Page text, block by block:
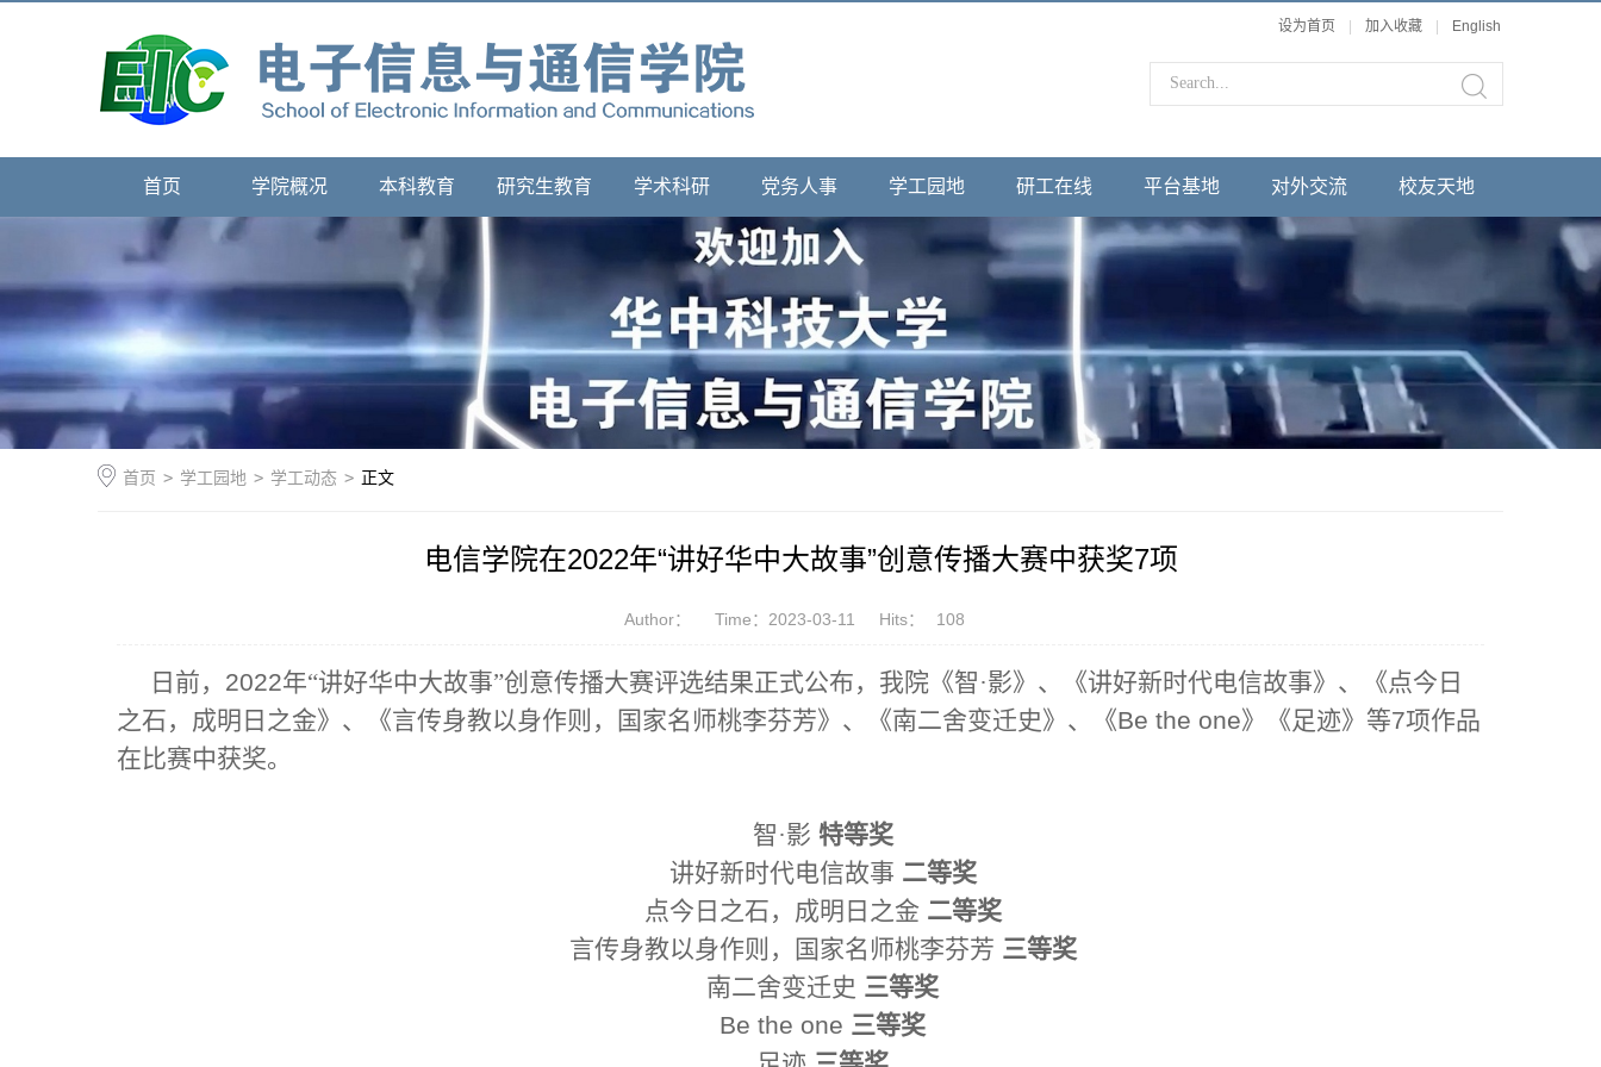
设为首页 加入收藏 English
首页 学院概况 本科教育 研究生教育 学术科研 党务人事 学工园地 研工在线 平台基地 对外交流 校友天地
首页 > 学工园地 > 学工动态 > 正文
电信学院在2022年“讲好华中大故事”创意传播大赛中获奖7项
Author： Time：2023-03-11 Hits： 108
日前， 2022年“讲好华中大故事”创意传播大赛评选结果正式公布，我院《智·影》、《讲好新时代电信故事》、《点今日
之石，成明日之金》、《言传身教以身作则，国家名师桃李芬芳》、《南二舍变迁史》、《Be the one》《足迹》等7项作品
在比赛中获奖。
智·影 特等奖
讲好新时代电信故事 二等奖
点今日之石，成明日之金 二等奖
言传身教以身作则，国家名师桃李芬芳 三等奖
南二舍变迁史 三等奖
Be the one 三等奖